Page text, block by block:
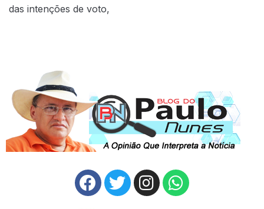
das intenções de voto,